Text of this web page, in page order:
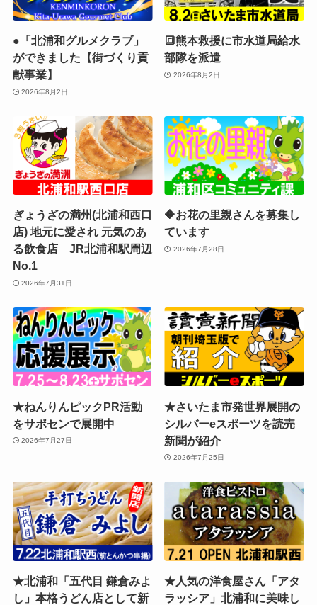
●「北浦和グルメクラブ」
ができました【街づくり貢
献事業】
2026年8月2日
🔳熊本救援に市水道局給水
部隊を派遣
2026年8月2日
ぎょうざの満州(北浦和西口
店) 地元に愛され 元気のあ
る飲食店 JR北浦和駅周辺
No.1
2026年7月31日
🔶お花の里親さんを募集し
ています
2026年7月28日
★ねんりんピックPR活動
をサポセンで展開中
2026年7月27日
★さいたま市発世界展開の
シルバーeスポーツを読売
新聞が紹介
2026年7月25日
★北浦和「五代目 鎌倉みよ
し」本格うどん店として新
★人気の洋食屋さん「アタ
ラッシア」北浦和に美味し